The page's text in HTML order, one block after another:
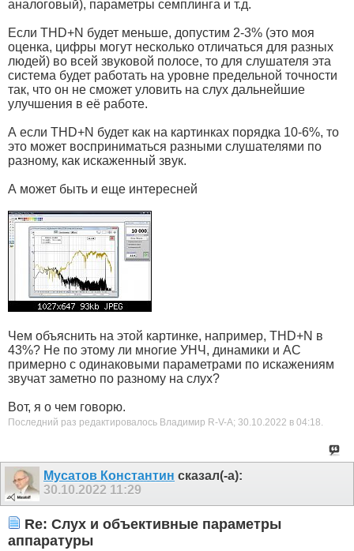
аналоговый), параметры семплинга и т.д.
Если THD+N будет меньше, допустим 2-3% (это моя
оценка, цифры могут несколько отличаться для разных
людей) во всей звуковой полосе, то для слушателя эта
система будет работать на уровне предельной точности
так, что он не сможет уловить на слух дальнейшие
улучшения в её работе.
А если THD+N будет как на картинках порядка 10-6%, то
это может восприниматься разными слушателями по
разному, как искаженный звук.
А может быть и еще интересней
Чем объяснить на этой картинке, например, THD+N в
43%? Не по этому ли многие УНЧ, динамики и АС
примерно с одинаковыми параметрами по искажениям
звучат заметно по разному на слух?
Вот, я о чем говорю.
Последний раз редактировалось Владимир R-V-A; 30.10.2022 в 04:18.
Мусатов Константин сказал(-а):
30.10.2022 11:29
Re: Слух и объективные параметры
аппаратуры